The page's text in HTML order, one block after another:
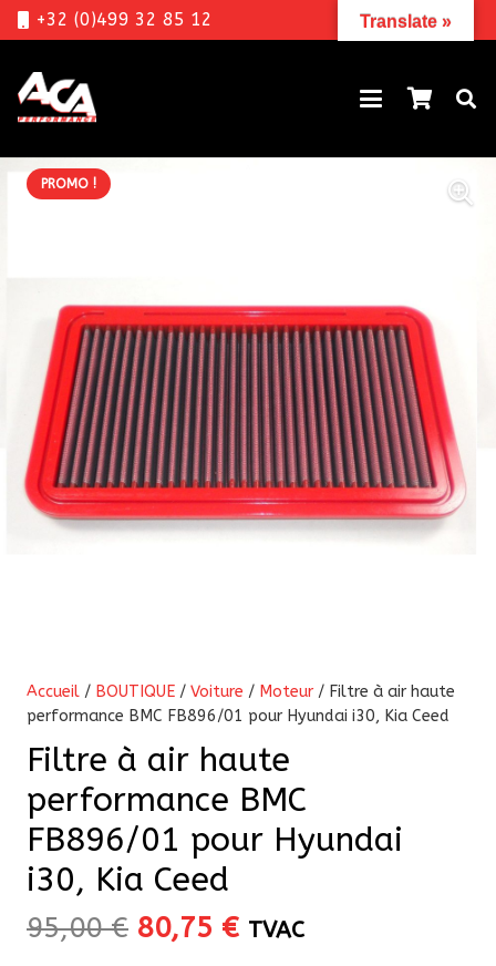
+32 (0)499 32 85 12
PROMO !
Accueil / BOUTIQUE / Voiture / Moteur / Filtre à air haute
performance BMC FB896/01 pour Hyundai i30, Kia Ceed
Filtre à air haute
performance BMC
FB896/01 pour Hyundai
i30, Kia Ceed
95,00€ Le
80,75 €Le
TVAC
Translate »